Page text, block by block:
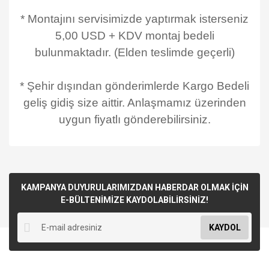
* Montajını servisimizde yaptırmak isterseniz
5,00 USD + KDV montaj bedeli
bulunmaktadır. (Elden teslimde geçerli)
* Şehir dışından gönderimlerde Kargo Bedeli
geliş gidiş size aittir. Anlaşmamız üzerinden
uygun fiyatlı gönderebilirsiniz.
KAMPANYA DUYURULARIMIZDAN HABERDAR OLMAK İÇİN
E-BÜLTENİMİZE KAYDOLABİLİRSİNİZ!
KAYDOL